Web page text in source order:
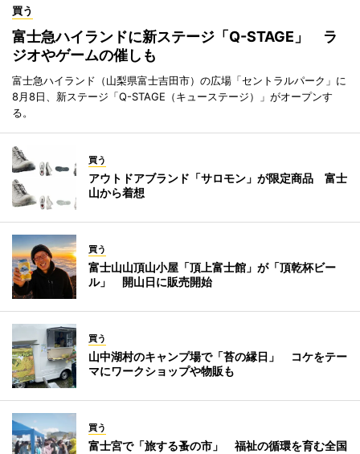
買う
富士急ハイランドに新ステージ「Q-STAGE」 ラ
ジオやゲームの催しも
富士急ハイランド（山梨県富士吉田市）の広場「セントラルパーク」に
8月8日、新ステージ「Q-STAGE（キューステージ）」がオープンす
る。
買う
アウトドアブランド「サロモン」が限定商品 富士
山から着想
買う
富士山山頂山小屋「頂上富士館」が「頂乾杯ビー
ル」 開山日に販売開始
買う
山中湖村のキャンプ場で「苔の縁日」 コケをテー
マにワークショップや物販も
買う
富士宮で「旅する蚤の市」 福祉の循環を育む全国